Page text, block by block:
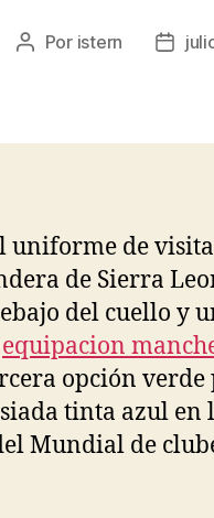
Autor
Por istern
Fecha
uniforme de
de Sierra
del cuello y
equipacion
opción verde
tinta azul en
Mundial de